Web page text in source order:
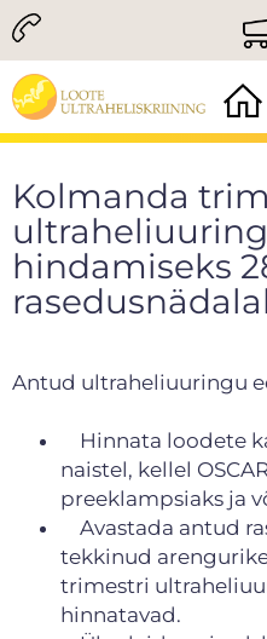
Kolmanda
hindamiseks
rasedusnädalal
Antud ultraheliuuringu
Hinnata loodete
naistel, kellel
preeklampsiaks ja
Avastada antud
tekkinud
trimestri
hinnatavad.